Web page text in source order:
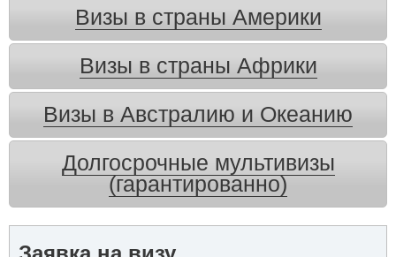
Визы в страны Америки
Визы в страны Африки
Визы в Австралию и Океанию
Долгосрочные мультивизы
(гарантированно)